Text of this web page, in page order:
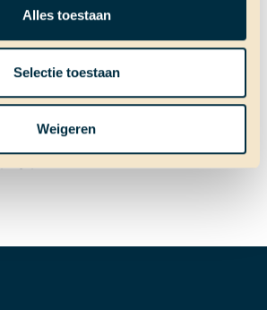
Alles toestaan
Selectie toestaan
Weigeren